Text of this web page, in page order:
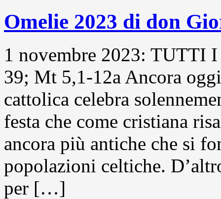
Omelie 2023 di don
1 novembre 2023: TUTTI
39; Mt 5,1-12a Ancora
cattolica celebra
festa che come cristiana
ancora più antiche che si
popolazioni celtiche.
per […]